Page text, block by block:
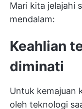
Mari kita jelajahi
mendalam:
Keahlian
diminati
Untuk kemajuan
oleh teknologi